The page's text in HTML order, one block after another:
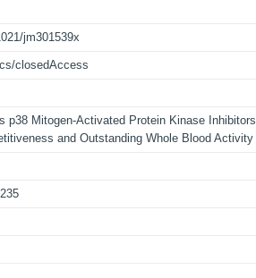
jm301539x
closedAccess
p38 Mitogen-Activated Protein Kinase Inhibitors
and Outstanding Whole Blood Activity